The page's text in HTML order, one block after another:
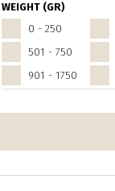
WEIGHT (GR)
0 - 250
501 - 750
901 - 1750